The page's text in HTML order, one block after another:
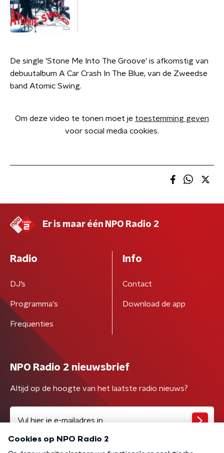
De single 'Stone Me Into The Groove' is afkomstig van
debuutalbum A Car Crash In The Blue, van de Zweedse
band Atomic Swing.
Om deze video te tonen moet je toestemming geven
voor social media cookies.
Er is maar één NPO Radio 2
Radio
DJ’s
Programma's
Frequenties
Info
Contact
Download de app
NPO Radio 2 nieuwsbrief
Altijd op de hoogte van het laatste radio nieuws?